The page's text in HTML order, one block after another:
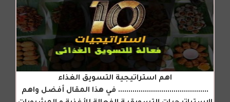
اهم استراتيجية التسويق الغذاء
............................................ في هذا المقال أفضل واهم